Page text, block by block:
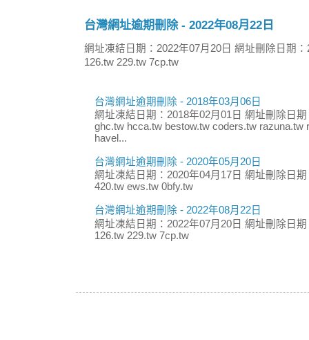
台灣網址逾期刪除 - 2022年08月22日
網址凍結日期：2022年07月20日 網址刪除日期
126.tw 229.tw 7cp.tw
台灣網址逾期刪除 - 2018年03月06日
網址凍結日期：2018年02月01日 網址刪除日
ghc.tw hcca.tw bestow.tw coders.tw razuna.tw
havel...
台灣網址逾期刪除 - 2020年05月20日
網址凍結日期：2020年04月17日 網址刪除日
420.tw ews.tw 0bfy.tw
台灣網址逾期刪除 - 2022年08月22日
網址凍結日期：2022年07月20日 網址刪除日
126.tw 229.tw 7cp.tw